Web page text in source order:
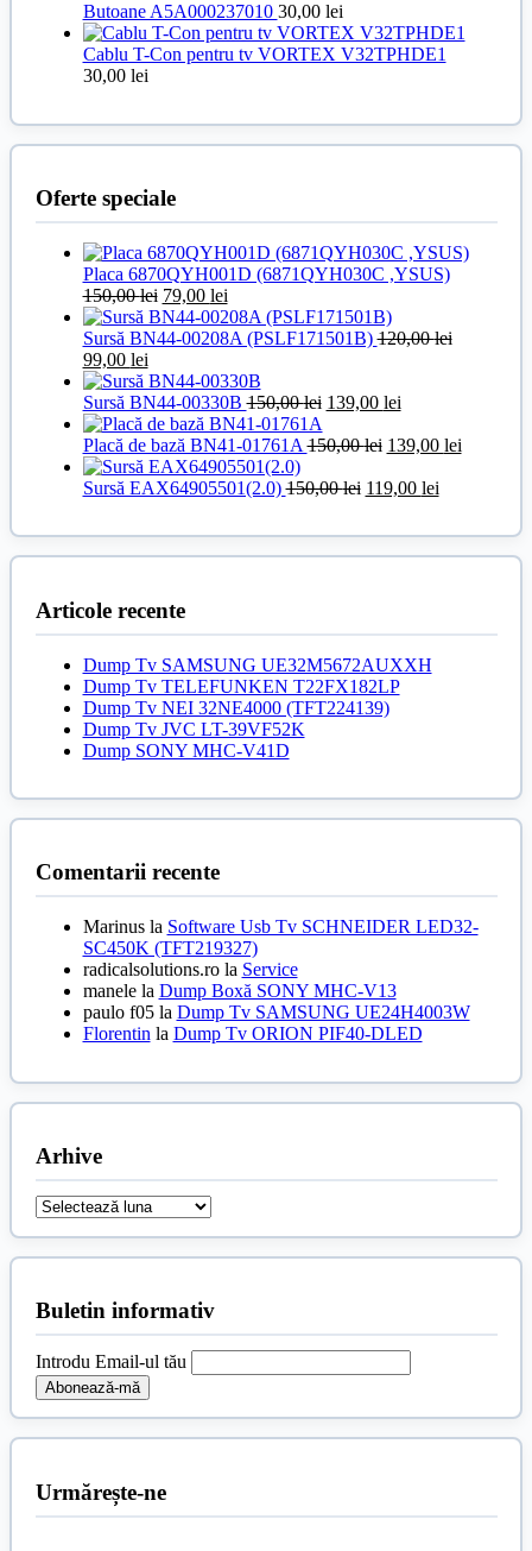
fost:
100,00 lei.
79,00 lei.
Butoane A5A000237010 30,00 lei
Cablu T-Con pentru tv VORTEX V32TPHDE1
30,00 lei
Oferte speciale
Placa 6870QYH001D (6871QYH030C ,YSUS)
150,00lei Prețul
inițial
a
150,00 lei.
79,00 leiPrețul
curent
este:
Sursă BN44-00208A (PSLF171501B)120,00lei
Prețul
inițial
a
fost:
120,00 lei.
99,00 leiPrețul
curent
este:
99,00 lei.
Sursă BN44-00330B150,00lei Prețul
a
150,00 lei.
139,00 leiPrețul
este:
Placă de bază BN41-01761A150,00lei Prețul
a
139,00 leiPrețul
Sursă EAX64905501(2.0)150,00lei Prețul
fost:
119,00 leiPrețul
119,00 lei.
Articole recente
Dump Tv SAMSUNG UE32M5672AUXXH
Dump Tv TELEFUNKEN T22FX182LP
Dump Tv NEI 32NE4000 (TFT224139)
Dump Tv JVC LT-39VF52K
Dump SONY MHC-V41D
Comentarii recente
Marinusla Software Usb Tv SCHNEIDER LED32-
SC450K (TFT219327)
radicalsolutions.rola Service
manelela Dump Boxă SONY MHC-V13
paulo f05la Dump Tv SAMSUNG UE24H4003W
Florentinla Dump Tv ORION PIF40-DLED
Arhive
Arhive
Buletin informativ
Introdu Email-ul tău
Urmărește-ne